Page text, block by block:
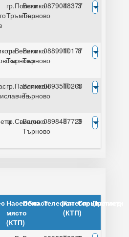
гр.Полски
Тръмбеш
Велико
Търново
0879048377
II 3
гр.Велико
Търново
Велико
Търново
0889910177
III 8
гр.Павликени
Велико
Търново
0893510260
III 5
гр.Свищов
Велико
Търново
0898487729
II 3
Населено
място
(КТП)
ОбластТелефонКатегория
(КТП)
Специалисти
Преглед